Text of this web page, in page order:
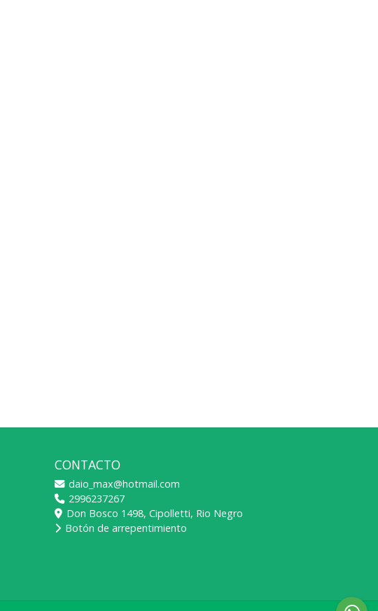
CONTACTO
daio_max@hotmail.com
2996237267
Don Bosco 1498, Cipolletti, Rio Negro
Botón de arrepentimiento